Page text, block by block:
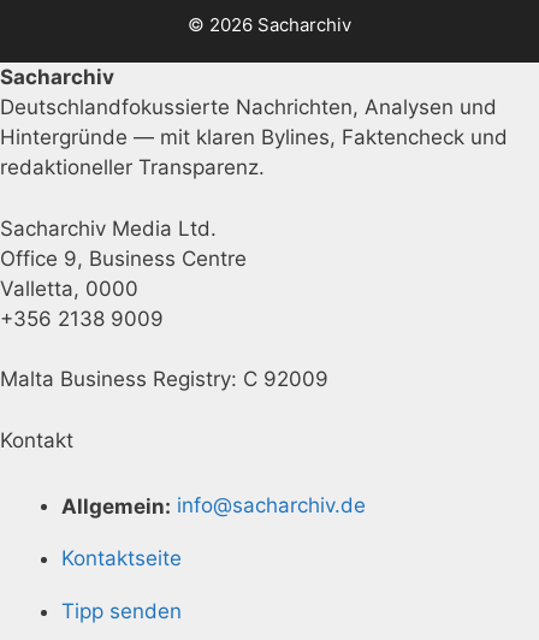
© 2026 Sacharchiv
Sacharchiv
Deutschlandfokussierte Nachrichten, Analysen und
Hintergründe — mit klaren Bylines, Faktencheck und
redaktioneller Transparenz.
Sacharchiv Media Ltd.
Office 9, Business Centre
Valletta, 0000
+356 2138 9009
Malta Business Registry: C 92009
Kontakt
Allgemein: info@sacharchiv.de
Kontaktseite
Tipp senden